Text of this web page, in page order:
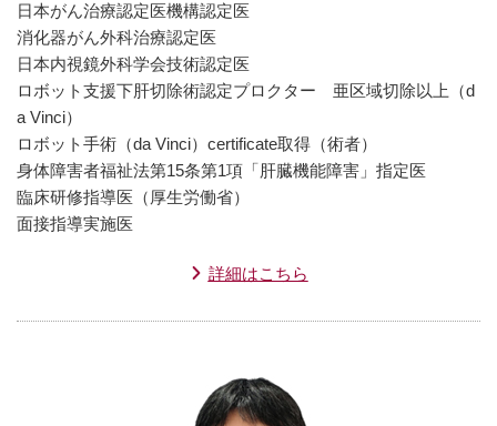
日本がん治療認定医機構認定医
消化器がん外科治療認定医
日本内視鏡外科学会技術認定医
ロボット支援下肝切除術認定プロクター 亜区域切除以上（d
a Vinci）
ロボット手術（da Vinci）certificate取得（術者）
身体障害者福祉法第15条第1項「肝臓機能障害」指定医
臨床研修指導医（厚生労働省）
面接指導実施医
詳細はこちら